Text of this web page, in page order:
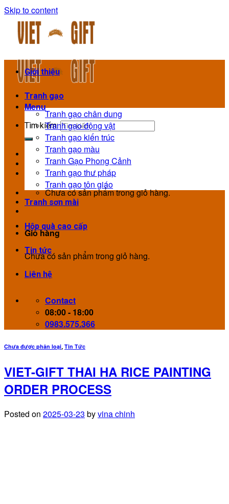
Skip to content
Menu
Tìm kiếm:
Chưa có sản phẩm trong giỏ hàng.
Giỏ hàng
Chưa có sản phẩm trong giỏ hàng.
Giới thiệu
Tranh gạo
Tranh gạo chân dung
Tranh gạo động vật
Tranh gạo kiến trúc
Tranh gạo màu
Tranh Gạo Phong Cảnh
Tranh gạo thư pháp
Tranh gạo tôn giáo
Tranh sơn mài
Hộp quà cao cấp
Tin tức
Liên hệ
Contact
08:00 - 18:00
0983.575.366
Chưa được phân loại, Tin Tức
VIET-GIFT THAI HA RICE PAINTING
ORDER PROCESS
Posted on 2025-03-23 byvina chinh